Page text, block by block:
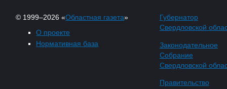
© 1999–2026 «Областная газета»
О проекте
Нормативная база
Губернатор
Свердловской
Законодательное
Собрание
Свердловской
Правительство